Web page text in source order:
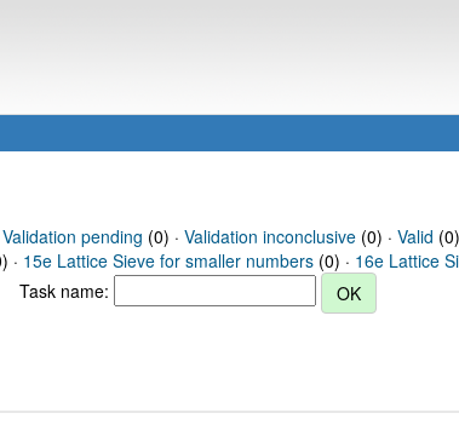
Validation pending (0) · Validation inconclusive(0) · Valid
· 15e Lattice Sieve for smaller numbers (0) · 16e Lattice
Task name: